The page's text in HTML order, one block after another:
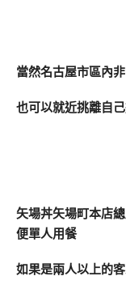
當然名古屋市區內
也可以就近挑離自
矢場丼矢場町本店
便單人用餐
如果是兩人以上的